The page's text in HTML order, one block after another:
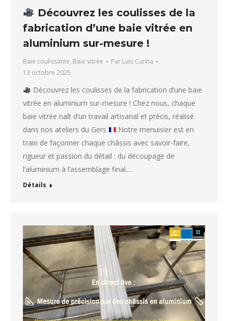
Découvrez les coulisses de la
fabrication d’une baie vitrée en
aluminium sur-mesure !
Baie coulissante, Baie vitrée Par Luis Cunha
13 octobre 2025
Découvrez les coulisses de la fabrication d’une baie
vitrée en aluminium sur-mesure ! Chez nous, chaque
baie vitrée naît d’un travail artisanal et précis, réalisé
dans nos ateliers du Gers
.Notre menuisier est en
train de façonner chaque châssis avec savoir-faire,
rigueur et passion du détail : du découpage de
l’aluminium à l’assemblage final.…
Détails